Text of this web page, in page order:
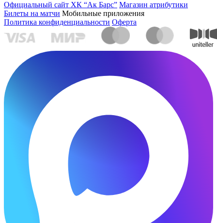
Официальный сайт ХК “Ак Барс” Магазин атрибутики
Билеты на матчи Мобильные приложения
Политика конфиденциальности Оферта